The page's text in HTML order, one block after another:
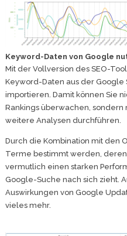
Keyword-Daten von Google
Mit der Vollversion des SEO-
Keyword-Daten aus der Google
importieren. Damit können Sie
Rankings überwachen, sondern
weitere Analysen durchführen.
Durch die Kombination mit den
Terme bestimmt werden,
vermutlich einen starken
Google-Suche nach sich zieht.
Auswirkungen von Google
vieles mehr.